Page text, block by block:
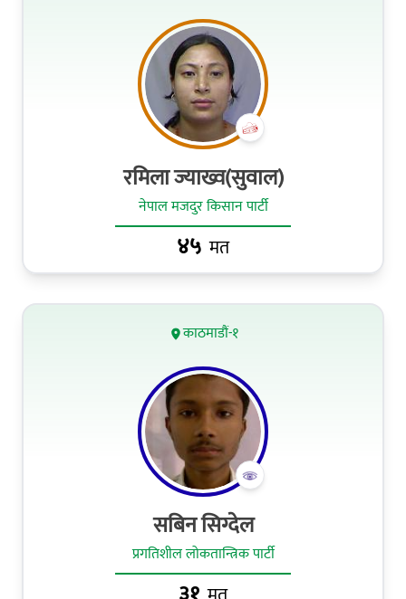
रमिला ज्याख्व(सुवाल)
नेपाल मजदुर किसान पार्टी
४५ मत
काठमाडौं-१
सबिन सिग्देल
प्रगतिशील लोकतान्त्रिक पार्टी